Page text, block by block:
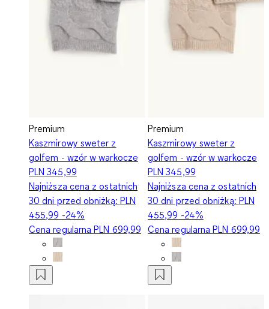
Premium
Kaszmirowy sweter z
golfem - wzór w warkocze
PLN 345,99
Najniższa cena z ostatnich
30 dni przed obniżką: PLN
455,99 -24%
Cena regularnaPLN 699,99
Premium
Kaszmirowy sweter z
golfem - wzór w warkocze
PLN 345,99
Najniższa cena z ostatnich
30 dni przed obniżką: PLN
455,99 -24%
Cena regularnaPLN 699,99